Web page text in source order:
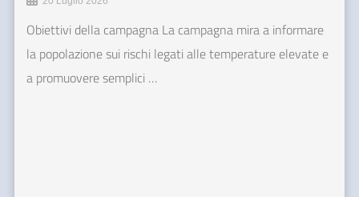
Obiettivi della campagna La campagna mira a informare
la popolazione sui rischi legati alle temperature elevate e
a promuovere semplici …